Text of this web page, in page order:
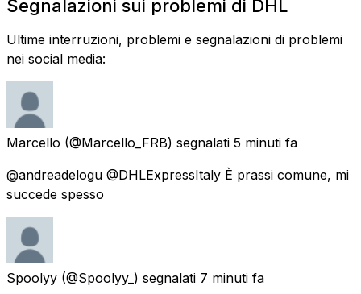
Segnalazioni sui problemi di DHL
Ultime interruzioni, problemi e segnalazioni di problemi
nei social media:
Marcello (@Marcello_FRB) segnalati 5 minuti fa
@andreadelogu @DHLExpressItaly È prassi comune, mi
succede spesso
Spoolyy (@Spoolyy_) segnalati 7 minuti fa